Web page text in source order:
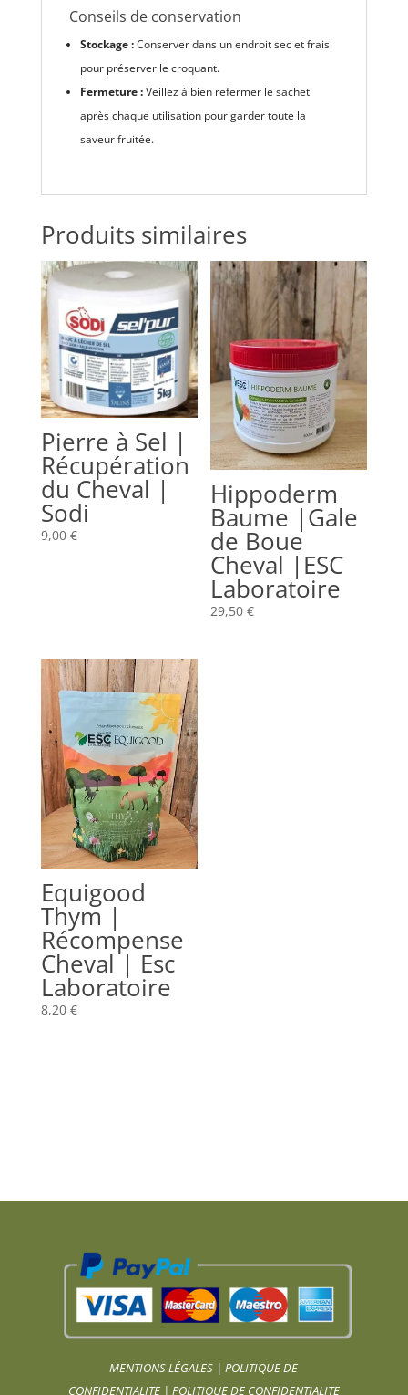
Conseils de conservation
Stockage :Conserver dans un endroit sec et frais
pour préserver le croquant.
Fermeture :Veillez à bien refermer le sachet
après chaque utilisation pour garder toute la
saveur fruitée.
Produits similaires
Pierre à Sel |
Récupération
du Cheval |
Sodi
9,00 €
Hippoderm
Baume |Gale
de Boue
Cheval |ESC
Laboratoire
29,50€
Equigood
Thym |
Récompense
Cheval | Esc
Laboratoire
8,20 €
MENTIONS LÉGALES |POLITIQUE DE
CONFIDENTIALITE | POLITIQUE DE CONFIDENTIALITE